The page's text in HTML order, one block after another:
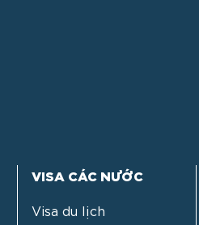
VISA CÁC NƯỚC
Visa du lịch